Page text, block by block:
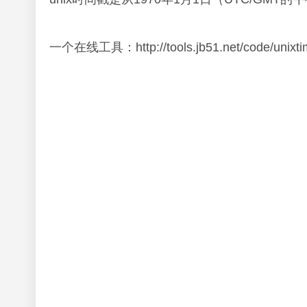
一个在线工具：http://tools.jb51.net/code/